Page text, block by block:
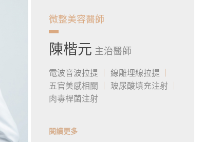
微整美容醫師
陳楷元 主治醫師
電波音波拉提
線雕埋線拉提
五官美感相關
玻尿酸填充注射
肉毒桿菌注射
閱讀更多